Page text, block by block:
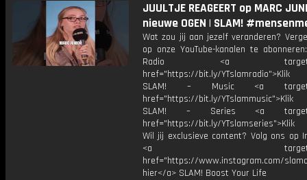
JUULTJE REAGEERT op MARC
nieuwe OGEN | SLAM!
Wat zou jij aan jezelf veranderen?
op onze YouTube-kanalen te
Radio <a
href="https://bit.ly/
SLAM! – Music <a
href="https://bit.ly/
SLAM! – Series <a
href="https://bit.ly/
Wil jij exclusieve content? Volg ons op
<a
href="https://www.instagram.com/
hier</a> SLAM! Boost Your Life